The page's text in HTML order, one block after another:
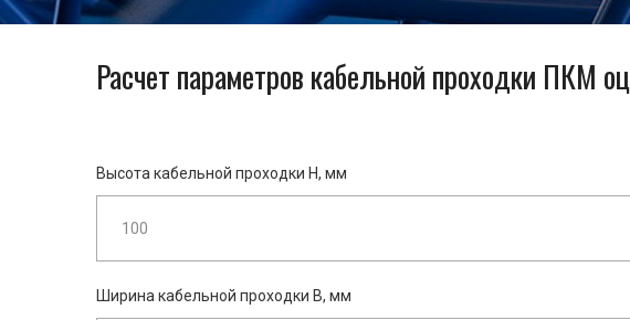
Расчет параметров кабельной проходки ПКМ
Высота кабельной проходки H, мм
Ширина кабельной проходки B, мм